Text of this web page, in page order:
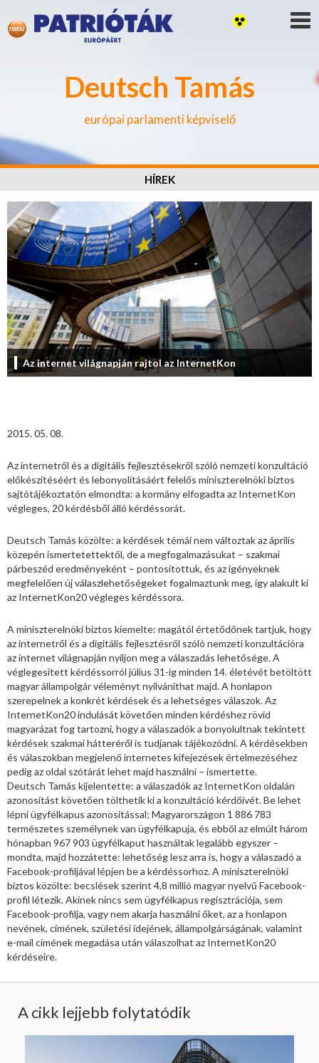
Deutsch Tamás
európai parlamenti képviselő
HÍREK
Az internet világnapján rajtol az InternetKon
2015. 05. 08.
Az internetről és a digitális fejlesztésekről szóló nemzeti konzultáció
előkészítéséért és lebonyolításáért felelős miniszterelnöki biztos
sajtótájékoztatón elmondta: a kormány elfogadta az InternetKon
végleges, 20 kérdésből álló kérdéssorát.
Deutsch Tamás közölte: a kérdések témái nem változtak az április
közepén ismertetettektől, de a megfogalmazásukat – szakmai
párbeszéd eredményeként – pontosítottuk, és az igényeknek
megfelelően új válaszlehetőségeket fogalmaztunk meg, így alakult ki
az InternetKon20 végleges kérdéssora.
A miniszterelnöki biztos kiemelte: magától értetődőnek tartjuk, hogy
az internetről és a digitális fejlesztésről szóló nemzeti konzultációra
az internet világnapján nyíljon meg a válaszadás lehetősége. A
véglegesített kérdéssorról július 31-ig minden 14. életévét betöltött
magyar állampolgár véleményt nyilváníthat majd. A honlapon
szerepelnek a konkrét kérdések és a lehetséges válaszok. Az
InternetKon20 indulását követően minden kérdéshez rövid
magyarázat fog tartozni, hogy a válaszadók a bonyolultnak tekintett
kérdések szakmai hátteréről is tudjanak tájékozódni. A kérdésekben
és válaszokban megjelenő internetes kifejezések értelmezéséhez
pedig az oldal szótárát lehet majd használni – ismertette.
Deutsch Tamás kijelentette: a válaszadók az InternetKon oldalán
azonosítást követően tölthetik ki a konzultáció kérdőívét. Be lehet
lépni ügyfélkapus azonosítással; Magyarországon 1 886 783
természetes személynek van ügyfélkapuja, és ebből az elmúlt három
hónapban 967 903 ügyfélkaput használtak legalább egyszer –
mondta, majd hozzátette: lehetőség lesz arra is, hogy a válaszadó a
Facebook-profiljával lépjen be a kérdéssorhoz. A miniszterelnöki
biztos közölte: becslések szerint 4,8 millió magyar nyelvű Facebook-
profil létezik. Akinek nincs sem ügyfélkapus regisztrációja, sem
Facebook-profilja, vagy nem akarja használni őket, az a honlapon
nevének, címének, születési idejének, állampolgárságának, valamint
e-mail címének megadása után válaszolhat az InternetKon20
kérdéseire.
A cikk lejjebb folytatódik